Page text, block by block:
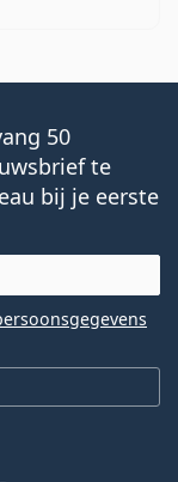
50
te
bij je eerste